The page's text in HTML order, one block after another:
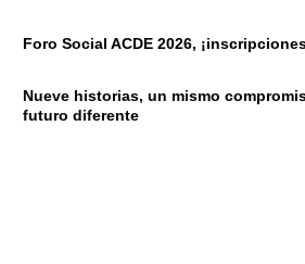
Foro Social ACDE 2026,
Nueve historias, un mismo
futuro diferente